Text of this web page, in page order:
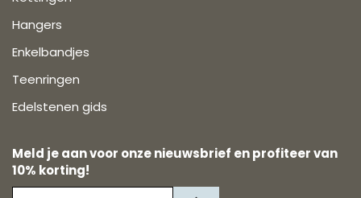
Hangers
Enkelbandjes
Teenringen
Edelstenen gids
Meld je aan voor onze nieuwsbrief en profiteer van
10% korting!